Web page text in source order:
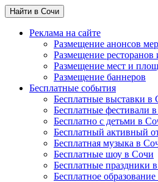
Найти в Сочи
Реклама на сайте
Размещение анонсов
Размещение ресторанов
Размещение мест и
Размещение баннеров
Бесплатные события
Бесплатные выставки в
Бесплатные фестивали
Бесплатно с детьми в
Бесплатный активный
Бесплатная музыка в
Бесплатные шоу в Сочи
Бесплатные праздники
Бесплатное